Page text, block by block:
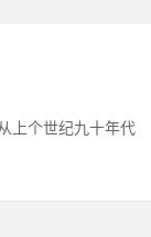
上个世纪九十年代